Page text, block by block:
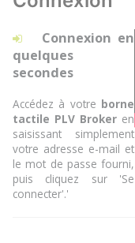
Connexion en
quelques
secondes
Accédez à votre borne
tactile PLV Broker en
saisissant simplement
votre adresse e-mail et
le mot de passe fourni,
puis cliquez sur 'Se
connecter'.'